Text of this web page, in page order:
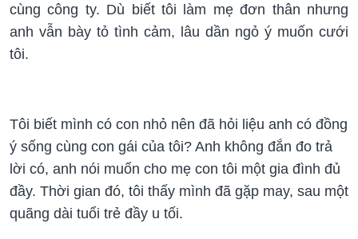
cùng công ty. Dù biết tôi làm mẹ đơn thân nhưng
anh vẫn bày tỏ tình cảm, lâu dần ngỏ ý muốn cưới
tôi.
Tôi biết mình có con nhỏ nên đã hỏi liệu anh có đồng
ý sống cùng con gái của tôi? Anh không đắn đo trả
lời có, anh nói muốn cho mẹ con tôi một gia đình đủ
đầy. Thời gian đó, tôi thấy mình đã gặp may, sau một
quãng dài tuổi trẻ đầy u tối.